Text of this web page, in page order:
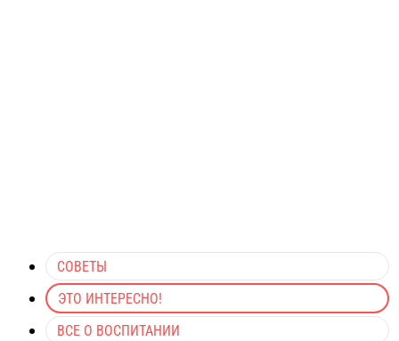
СОВЕТЫ
ЭТО ИНТЕРЕСНО!
ВСЕ О ВОСПИТАНИИ